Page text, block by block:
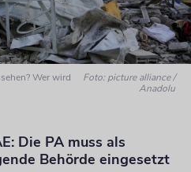
Wer wird
Foto: picture alliance /
Anadolu
Die PA muss als
Behörde eingesetzt